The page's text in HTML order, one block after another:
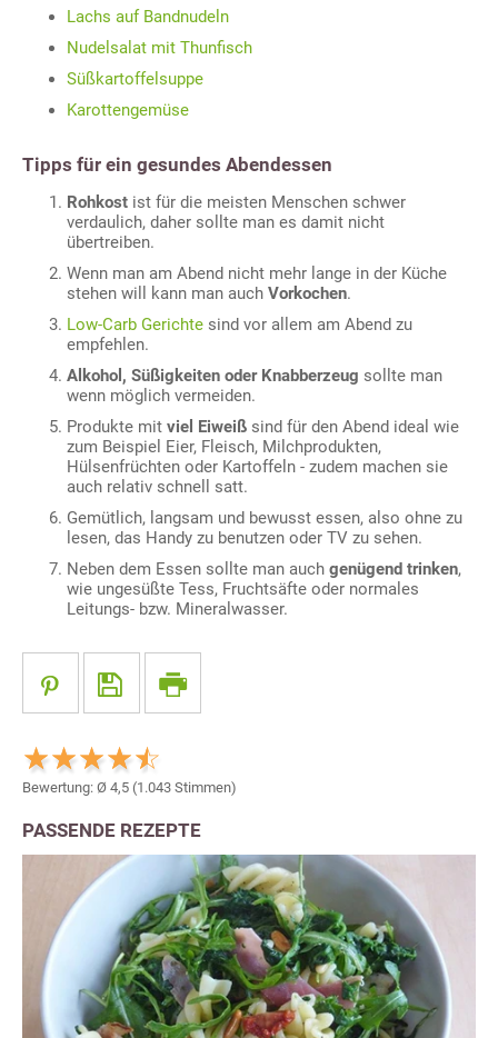
Lachs auf Bandnudeln
Nudelsalat mit Thunfisch
Süßkartoffelsuppe
Karottengemüse
Tipps für ein gesundes Abendessen
Rohkost ist für die meisten Menschen schwer
verdaulich, daher sollte man es damit nicht
übertreiben.
Wenn man am Abend nicht mehr lange in der Küche
stehen will kann man auch Vorkochen.
Low-Carb Gerichte sind vor allem am Abend zu
empfehlen.
Alkohol, Süßigkeiten oder Knabberzeug sollte man
wenn möglich vermeiden.
Produkte mit viel Eiweiß sind für den Abend ideal wie
zum Beispiel Eier, Fleisch, Milchprodukten,
Hülsenfrüchten oder Kartoffeln - zudem machen sie
auch relativ schnell satt.
Gemütlich, langsam und bewusst essen, also ohne zu
lesen, das Handy zu benutzen oder TV zu sehen.
Neben dem Essen sollte man auch genügend trinken,
wie ungesüßte Tess, Fruchtsäfte oder normales
Leitungs- bzw. Mineralwasser.
Bewertung: Ø 4,5 (1.043 Stimmen)
PASSENDE REZEPTE